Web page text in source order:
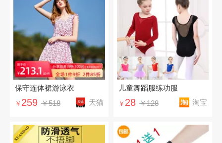
保守连体裙游泳衣
￥ 259 ￥518 天猫
儿童舞蹈服练功服
￥ 28 ￥128 淘宝